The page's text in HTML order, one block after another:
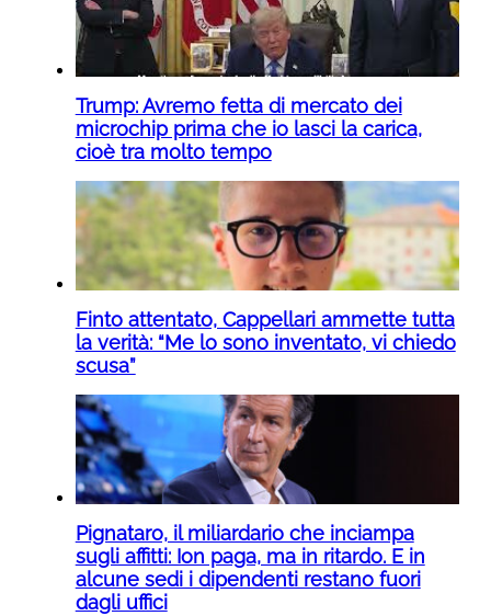
Trump: Avremo fetta di mercato dei
microchip prima che io lasci la carica,
cioè tra molto tempo
Finto attentato, Cappellari ammette tutta
la verità: “Me lo sono inventato, vi chiedo
scusa”
Pignataro, il miliardario che inciampa
sugli affitti: Ion paga, ma in ritardo. E in
alcune sedi i dipendenti restano fuori
dagli uffici